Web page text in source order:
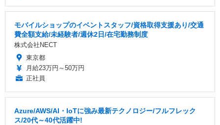
モバイルショップのイベントスタッフ/資格取得支援あり/交通
費全額支給/未経験者/週休2日/在宅勤務制度
株式会社NECT
東京都
月給23万円～50万円
正社員
Azure/AWS/AI・IoTに強み最新テクノロジー/フルフレック
ス/20代～40代活躍中!